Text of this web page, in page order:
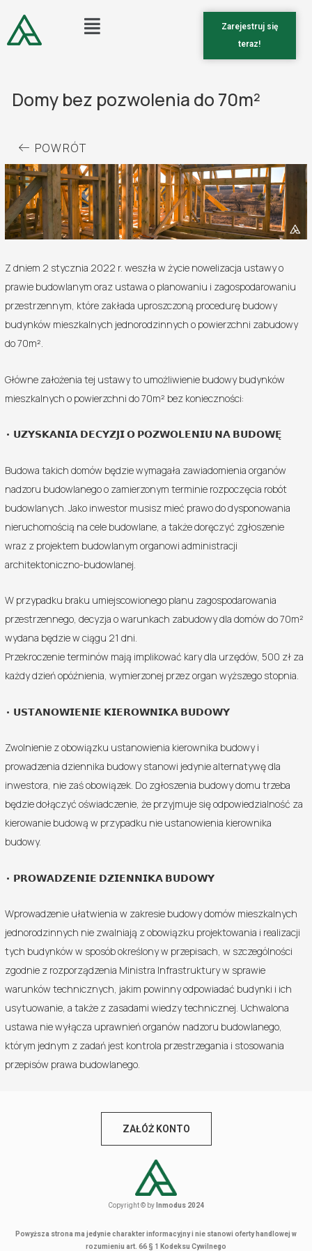
Zarejestruj się
teraz!
Domy bez pozwolenia do 70m²
POWRÓT
Z dniem 2 stycznia 2022 r. weszła w życie nowelizacja ustawy o
prawie budowlanym oraz ustawa o planowaniu i zagospodarowaniu
przestrzennym, które zakłada uproszczoną procedurę budowy
budynków mieszkalnych jednorodzinnych o powierzchni zabudowy
do 70m².
Główne założenia tej ustawy to umożliwienie budowy budynków
mieszkalnych o powierzchni do 70m² bez konieczności:
• 𝗨𝗭𝗬𝗦𝗞𝗔𝗡𝗜𝗔 𝗗𝗘𝗖𝗬𝗭𝗝𝗜 𝗢 𝗣𝗢𝗭𝗪𝗢𝗟𝗘𝗡𝗜𝗨 𝗡𝗔 𝗕𝗨𝗗𝗢𝗪𝗘̨
Budowa takich domów będzie wymagała zawiadomienia organów
nadzoru budowlanego o zamierzonym terminie rozpoczęcia robót
budowlanych. Jako inwestor musisz mieć prawo do dysponowania
nieruchomością na cele budowlane, a także doręczyć zgłoszenie
wraz z projektem budowlanym organowi administracji
architektoniczno-budowlanej.
W przypadku braku umiejscowionego planu zagospodarowania
przestrzennego, decyzja o warunkach zabudowy dla domów do 70m²
wydana będzie w ciągu 21 dni.
Przekroczenie terminów mają implikować kary dla urzędów, 500 zł za
każdy dzień opóźnienia, wymierzonej przez organ wyższego stopnia.
• 𝗨𝗦𝗧𝗔𝗡𝗢𝗪𝗜𝗘𝗡𝗜𝗘 𝗞𝗜𝗘𝗥𝗢𝗪𝗡𝗜𝗞𝗔 𝗕𝗨𝗗𝗢𝗪𝗬
Zwolnienie z obowiązku ustanowienia kierownika budowy i
prowadzenia dziennika budowy stanowi jedynie alternatywę dla
inwestora, nie zaś obowiązek. Do zgłoszenia budowy domu trzeba
będzie dołączyć oświadczenie, że przyjmuje się odpowiedzialność za
kierowanie budową w przypadku nie ustanowienia kierownika
budowy.
• 𝗣𝗥𝗢𝗪𝗔𝗗𝗭𝗘𝗡𝗜𝗘 𝗗𝗭𝗜𝗘𝗡𝗡𝗜𝗞𝗔 𝗕𝗨𝗗𝗢𝗪𝗬
Wprowadzenie ułatwienia w zakresie budowy domów mieszkalnych
jednorodzinnych nie zwalniają z obowiązku projektowania i realizacji
tych budynków w sposób określony w przepisach, w szczególności
zgodnie z rozporządzenia Ministra Infrastruktury w sprawie
warunków technicznych, jakim powinny odpowiadać budynki i ich
usytuowanie, a także z zasadami wiedzy technicznej. Uchwalona
ustawa nie wyłącza uprawnień organów nadzoru budowlanego,
którym jednym z zadań jest kontrola przestrzegania i stosowania
przepisów prawa budowlanego.
ZAŁÓŻ KONTO
Copyright © by Inmodus 2024
Powyższa strona ma jedynie charakter informacyjny i nie stanowi oferty handlowej w
rozumieniu art. 66 § 1 Kodeksu Cywilnego